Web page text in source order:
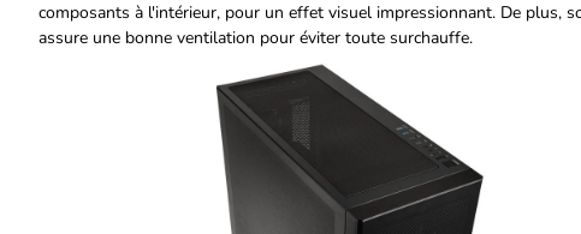
composants à l'intérieur, pour un effet visuel impressionnant. De plus,
assure une bonne ventilation pour éviter toute surchauffe.